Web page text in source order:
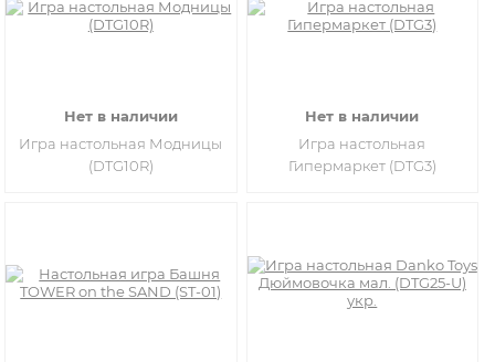
Нет в наличии
Игра настольная Модницы
(DTG10R)
Нет в наличии
Игра настольная
Гипермаркет (DTG3)